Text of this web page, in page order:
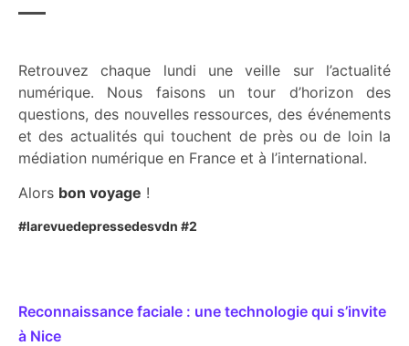
Retrouvez chaque lundi une veille sur l’actualité
numérique. Nous faisons un tour d’horizon des
questions, des nouvelles ressources, des événements
et des actualités qui touchent de près ou de loin la
médiation numérique en France et à l’international.
Alors bon voyage !
#larevuedepressedesvdn #2
Reconnaissance faciale : une technologie qui s’invite
à Nice